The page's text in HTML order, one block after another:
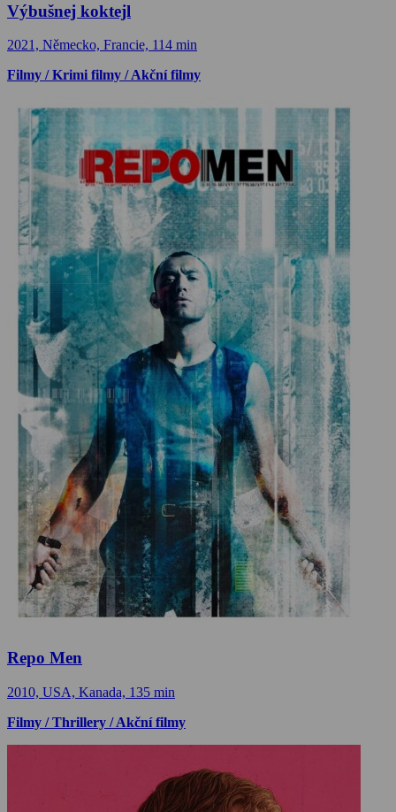
Výbušnej koktejl
2021, Německo, Francie, 114 min
Filmy / Krimi filmy / Akční filmy
Repo Men
2010, USA, Kanada, 135 min
Filmy / Thrillery / Akční filmy